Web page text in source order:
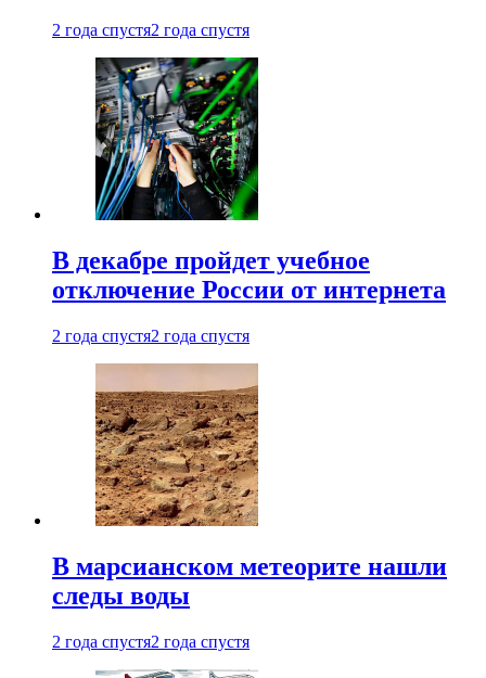
2 года спустя2 года спустя
В декабре пройдет учебное
отключение России от интернета
2 года спустя2 года спустя
В марсианском метеорите нашли
следы воды
2 года спустя2 года спустя